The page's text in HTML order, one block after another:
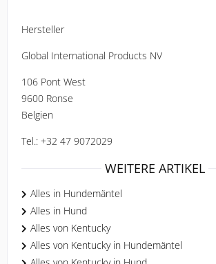
Hersteller
Global International Products NV
106 Pont West
9600 Ronse
Belgien
Tel.: +32 47 9072029
WEITERE ARTIKEL
Alles in Hundemäntel
Alles in Hund
Alles von Kentucky
Alles von Kentucky in Hundemäntel